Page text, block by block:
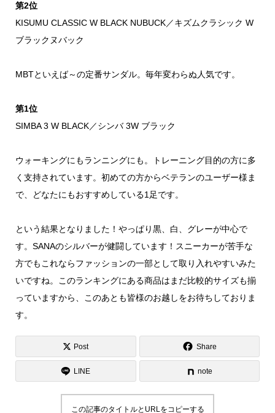
第2位
KISUMU CLASSIC W BLACK NUBUCK／キズムクラシック W
ブラックヌバック
MBTといえば～の定番サンダル。毎年変わらぬ人気です。
第1位
SIMBA 3 W BLACK／シンバ 3W ブラック
ウォーキングにもランニングにも。トレーニング目的の方に多
く支持されています。初めての方からベテランのユーザー様ま
で、どなたにもおすすめしている1足です。
という結果となりました！やっぱり黒、白、グレーが中心で
す。SANAのシルバーが健闘しています！スニーカーが苦手な
方でもこれならファッションの一部として取り入れやすいみた
いですね。このランキングにある商品はまだ比較的サイズも揃
っていますから、このあとも皆様のお越しをお待ちしておりま
す。
Post Share
LINE note
この記事のタイトルとURLをコピーする